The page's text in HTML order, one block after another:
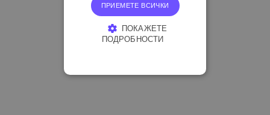
ПРИЕМЕТЕ ВСИЧКИ
ПОКАЖЕТЕ
ПОДРОБНОСТИ